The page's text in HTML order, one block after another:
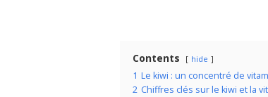
Contents hide
1 Le kiwi : un concentré de
2 Chiffres clés sur le kiwi et la